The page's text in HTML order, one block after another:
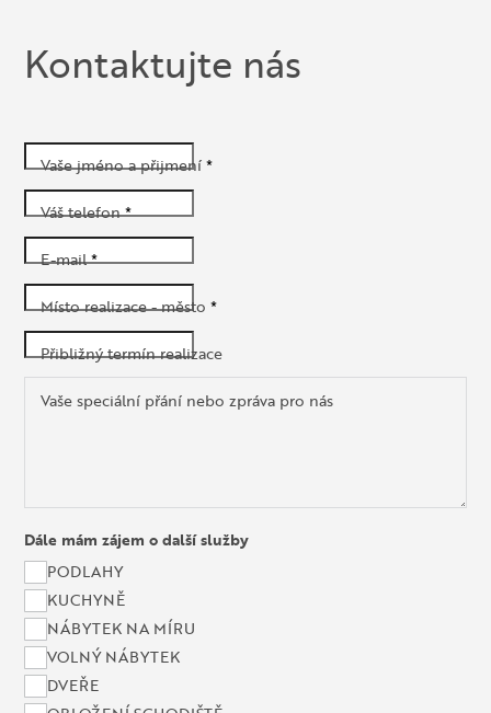
Kontaktujte nás
Vaše jméno a přijmení*
Váš telefon*
E-mail*
Místo realizace - město*
Přibližný termín realizace
Vaše speciální přání nebo zpráva pro nás
Dále mám zájem o další služby
PODLAHY
KUCHYNĚ
NÁBYTEK NA MÍRU
VOLNÝ NÁBYTEK
DVEŘE